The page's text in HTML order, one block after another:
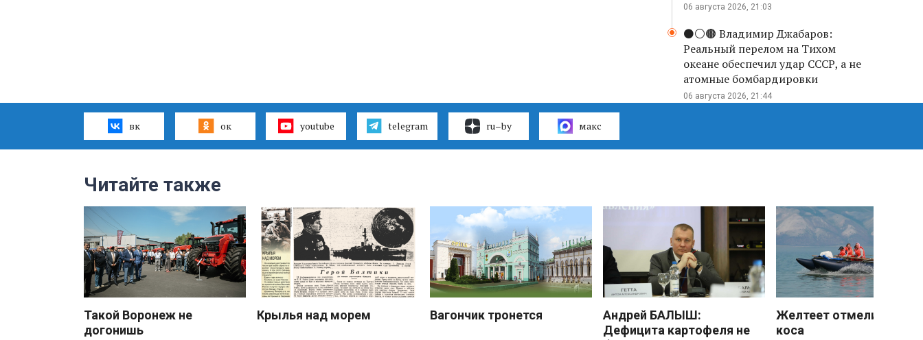
06 августа 2026, 21:03
⚫️⚪️🟤 Владимир Джабаров:
Реальный перелом на Тихом
океане обеспечил удар СССР, а не
атомные бомбардировки
06 августа 2026, 21:44
вк ок youtube telegram ru–by макс
Читайте также
Такой Воронеж не
догонишь
Крылья над морем Вагончик тронется
Андрей БАЛЫШ:
Дефицита картофеля не
Желтеет отмели
коса